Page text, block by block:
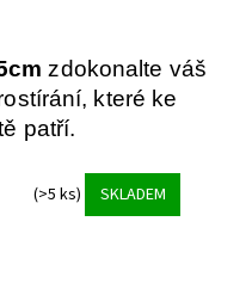
zdokonalte váš
které ke
patří.
(>5 ks) SKLADEM